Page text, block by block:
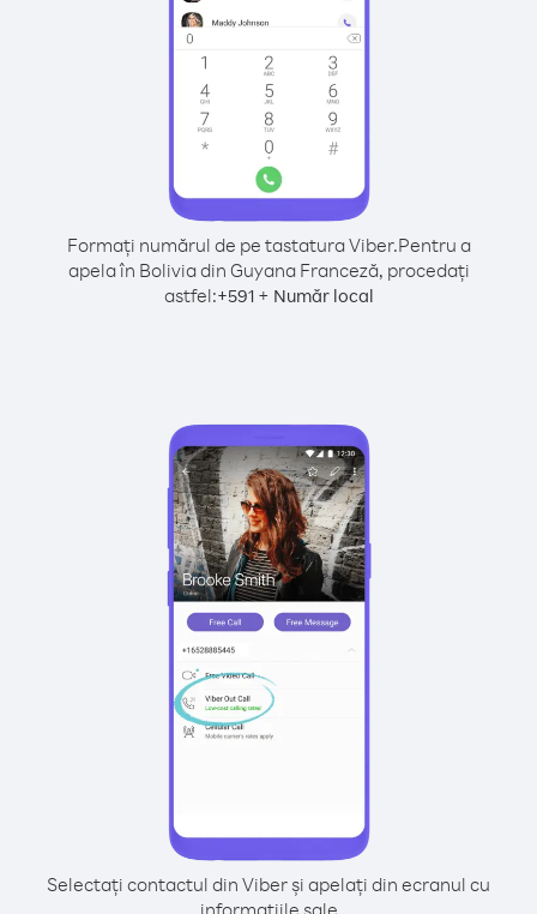
Formați numărul de pe tastatura Viber.Pentru a
apela în Bolivia din Guyana Franceză, procedați
astfel:+591+ Număr local
Selectați contactul din Viber și apelați din ecranul cu
informațiile sale